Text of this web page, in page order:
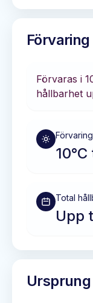
Förvaras i
hållbarhet
10°C
Total
Upp